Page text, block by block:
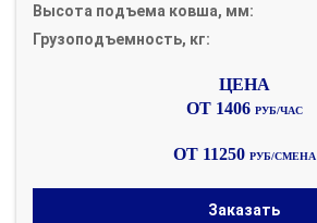
Высота подъема ковша, мм:
Грузоподъемность, кг:
ОТ 1406 РУБ/ЧАС
ОТ 11250 РУБ/СМЕНА
Заказать